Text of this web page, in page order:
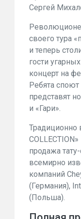
Сергей
своего тура
и теперь
гости
концерт на
Ребята
представят
и «Гари».
Традиционно
продажа
всемирно
компаний
(Германия),
(Польша).